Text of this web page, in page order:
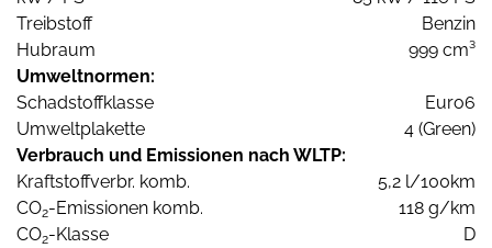
Treibstoff
Benzin
Hubraum
999 cm³
Umweltnormen:
Schadstoffklasse
Euro6
Umweltplakette
4 (Green)
Verbrauch und Emissionen nach WLTP:
Kraftstoffverbr. komb.
5,2 l/100km
CO2-Emissionen komb.
118 g/km
CO2-Klasse D